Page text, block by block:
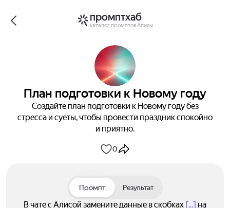
промптхаб
каталог промптов Алисы
План подготовки к Новому году
Создайте план подготовки к Новому году без
стресса и суеты, чтобы провести праздник спокойно
и приятно.
0
Промпт Результат
В чате с Алисой замените данные в скобках [...] на